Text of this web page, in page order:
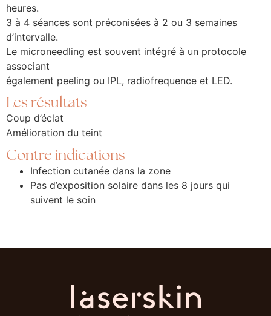
heures.
3 à 4 séances sont préconisées à 2 ou 3 semaines
d’intervalle.
Le microneedling est souvent intégré à un protocole
associant
également peeling ou IPL, radiofrequence et LED.
Les résultats
Coup d’éclat
Amélioration du teint
Contre indications
Infection cutanée dans la zone
Pas d’exposition solaire dans les 8 jours qui
suivent le soin